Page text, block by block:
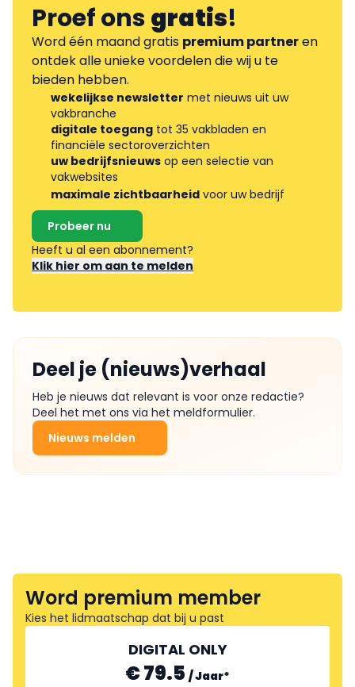
Proef onsgratis!
Word één maand gratis premium partneren
ontdek alle unieke voordelen die wij u te
bieden hebben.
wekelijkse newsletter met nieuws uit uw
vakbranche
digitale toegang tot 35 vakbladen en
financiële sectoroverzichten
uw bedrijfsnieuws op een selectie van
vakwebsites
maximale zichtbaarheid voor uw bedrijf
Probeer nu
Heeft u al een abonnement?
Klik hier om aan te melden
Deel je (nieuws)verhaal
Heb je nieuws dat relevant is voor onze redactie?
Deel het met ons via het meldformulier.
Nieuws melden
Word premium member
Kies het lidmaatschap dat bij u past
DIGITAL ONLY
€ 79.5 /Jaar*